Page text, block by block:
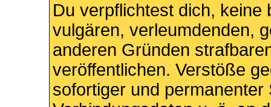
Du verpflichtest dich, keine
vulgären, verleumdenden,
anderen Gründen
veröffentlichen. Verstöße
sofortiger und